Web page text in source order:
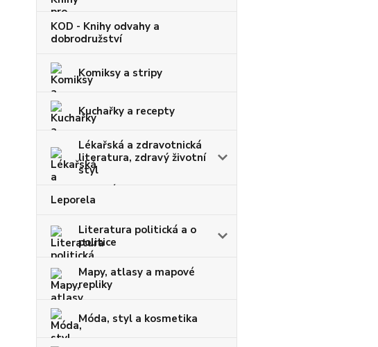
KOD - Knihy odvahy a
dobrodružství
Komiksy a stripy
Kuchařky a recepty
Lékařská a zdravotnická
literatura, zdravý životní
styl
Leporela
Literatura politická a o
politice
Mapy, atlasy a mapové
repliky
Móda, styl a kosmetika